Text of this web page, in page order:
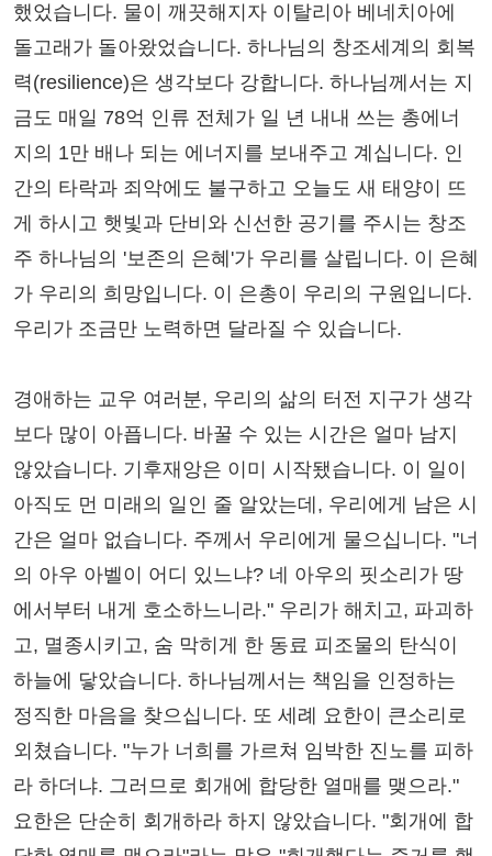
했었습니다. 물이 깨끗해지자 이탈리아 베네치아에
돌고래가 돌아왔었습니다. 하나님의 창조세계의 회복
력(resilience)은 생각보다 강합니다. 하나님께서는 지
금도 매일 78억 인류 전체가 일 년 내내 쓰는 총에너
지의 1만 배나 되는 에너지를 보내주고 계십니다. 인
간의 타락과 죄악에도 불구하고 오늘도 새 태양이 뜨
게 하시고 햇빛과 단비와 신선한 공기를 주시는 창조
주 하나님의 '보존의 은혜'가 우리를 살립니다. 이 은혜
가 우리의 희망입니다. 이 은총이 우리의 구원입니다.
우리가 조금만 노력하면 달라질 수 있습니다.
경애하는 교우 여러분, 우리의 삶의 터전 지구가 생각
보다 많이 아픕니다. 바꿀 수 있는 시간은 얼마 남지
않았습니다. 기후재앙은 이미 시작됐습니다. 이 일이
아직도 먼 미래의 일인 줄 알았는데, 우리에게 남은 시
간은 얼마 없습니다. 주께서 우리에게 물으십니다. "너
의 아우 아벨이 어디 있느냐? 네 아우의 핏소리가 땅
에서부터 내게 호소하느니라." 우리가 해치고, 파괴하
고, 멸종시키고, 숨 막히게 한 동료 피조물의 탄식이
하늘에 닿았습니다. 하나님께서는 책임을 인정하는
정직한 마음을 찾으십니다. 또 세례 요한이 큰소리로
외쳤습니다. "누가 너희를 가르쳐 임박한 진노를 피하
라 하더냐. 그러므로 회개에 합당한 열매를 맺으라."
요한은 단순히 회개하라 하지 않았습니다. "회개에 합